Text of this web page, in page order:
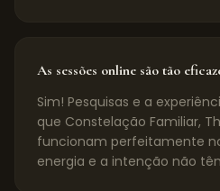
As sessões online são tão
Sim! Pesquisas e a
que Constelação Familiar,
funcionam perfeitamente
energia e a intenção não